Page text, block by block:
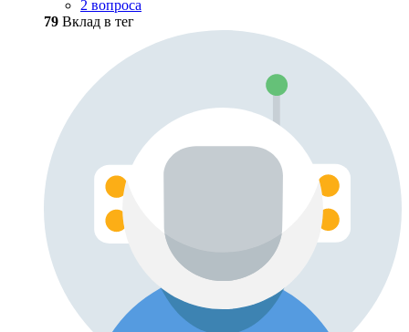
2 вопроса
79 Вклад в тег